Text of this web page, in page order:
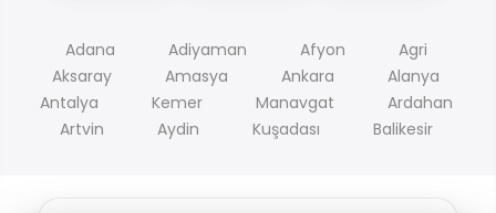
Adana Adiyaman Afyon
Agri
Aksaray
Amasya Ankara
Alanya
Antalya
Kemer Manavgat
Ardahan
Artvin
Aydin Kuşadası Balikesir